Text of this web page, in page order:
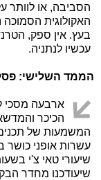
הסביבה, או לוותר
האקולוגית הסמוכה
בעץ. אין ספק,
עכשיו לנתניה.
הממד השלישי:
ארבעה מסכי
הכיכר
המשמעות של תכנים
עשרות אופני כושר
שיעורי טאי צ'י
שיעודכנו מחדר